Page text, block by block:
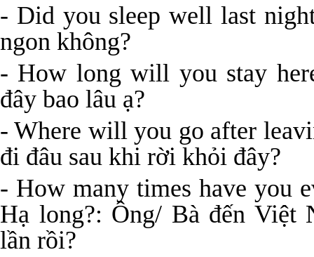
- Did you sleep well last
ngon không?
- How long will you stay
đây bao lâu ạ?
- Where will you go after
đi đâu sau khi rời khỏi đây?
- How many times have you
Hạ long?: Ông/ Bà đến Việt
lần rồi?